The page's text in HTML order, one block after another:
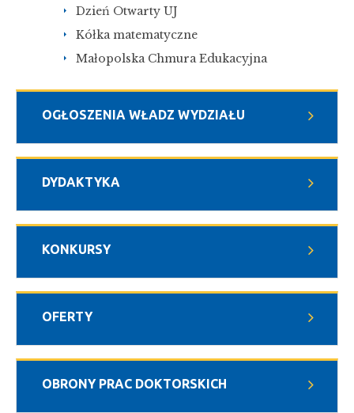
OGŁOSZENIA WŁADZ WYDZIAŁU
DYDAKTYKA
KONKURSY
OFERTY
OBRONY PRAC DOKTORSKICH
Dzień Otwarty UJ
Kółka matematyczne
Małopolska Chmura Edukacyjna